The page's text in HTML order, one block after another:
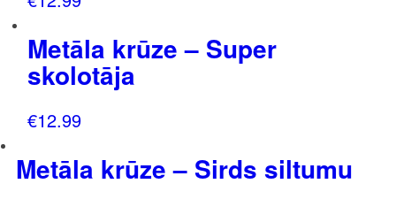
Metāla krūze – Super
skolotāja
€12.99
Metāla krūze – Sirds siltumu